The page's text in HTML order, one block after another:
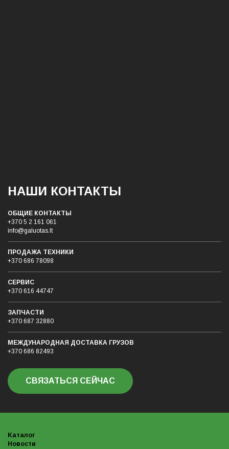
НАШИ КОНТАКТЫ
ОБЩИЕ КОНТАКТЫ
+370 5 2 161 061
info@galuotas.lt
ПРОДАЖА ТЕХНИКИ
+370 686 78098
СЕРВИС
+370 616 44747
ЗАПЧАСТИ
+370 687 32880
МЕЖДУНАРОДНАЯ ДОСТАВКА ГРУЗОB
+370 686 82493
СВЯЗАТЬСЯ СЕЙЧАС
Kаталог
Новости